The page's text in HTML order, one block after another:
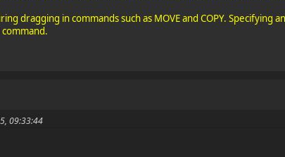
dragging in commands such as MOVE and COPY.
command.
09:33:44